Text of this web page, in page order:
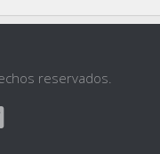
reservados.